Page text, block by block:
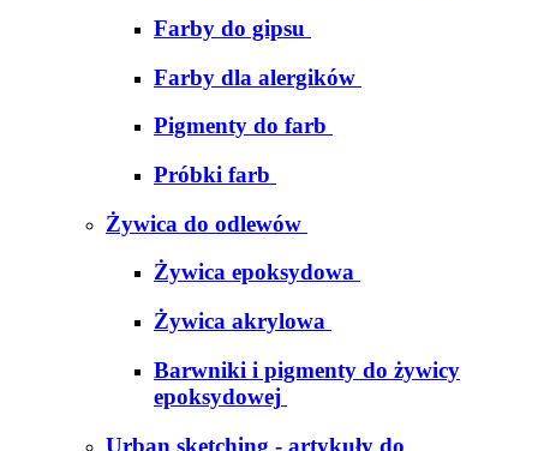
Farby do gipsu
Farby dla alergików
Pigmenty do farb
Próbki farb
Żywica do odlewów
Żywica epoksydowa
Żywica akrylowa
Barwniki i pigmenty do żywicy
epoksydowej
Urban sketching - artykuły do